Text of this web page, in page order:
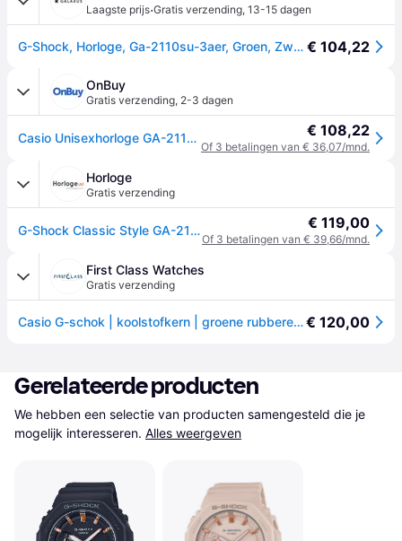
Laagste prijs·Gratis verzending, 13-15 dagen
G-Shock, Horloge, Ga-2110su-3aer, Groen, Zwart, (Analoog horloge, Digitaal horloge, 45.40mm) € 104,22
OnBuy
Gratis verzending, 2-3 dagen
Casio Unisexhorloge GA-2110SU-3AER € 108,22
Of 3 betalingen van € 36,07/mnd.
Horloge
Gratis verzending
G-Shock Classic Style GA-2110SU-3AER Carbon Core - Classic Horloge - Groen - 45.40 € 119,00
Of 3 betalingen van € 39,66/mnd.
First Class Watches
Gratis verzending
Casio G-schok | koolstofkern | groene rubberen band | horloge€ 120,00
Gerelateerde producten
We hebben een selectie van producten samengesteld die je
mogelijk interesseren. Alles weergeven